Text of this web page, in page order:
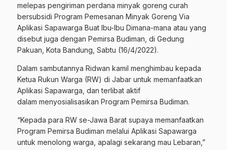
melepas pengiriman perdana minyak goreng curah
bersubsidi Program Pemesanan Minyak Goreng Via
Aplikasi Sapawarga Buat Ibu-Ibu Dimana-mana atau yang
disebut juga dengan Pemirsa Budiman, di Gedung
Pakuan, Kota Bandung, Sabtu (16/4/2022).
Dalam sambutannya Ridwan kamil menghimbau kepada
Ketua Rukun Warga (RW) di Jabar untuk memanfaatkan
Aplikasi Sapawarga, dan terlibat aktif
dalam menyosialisasikan Program Pemirsa Budiman.
“Kepada para RW se-Jawa Barat supaya memanfaatkan
Program Pemirsa Budiman melalui Aplikasi Sapawarga
untuk menolong warga, apalagi sekarang mau Lebaran,”